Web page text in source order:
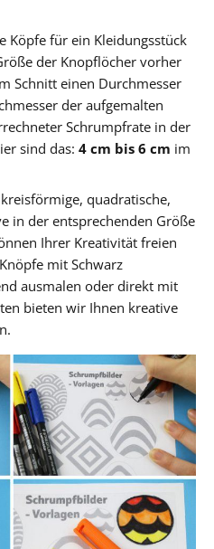
Köpfe für ein Kleidungsstück
der Knopflöcher vorher
Schnitt einen Durchmesser
der aufgemalten
Schrumpfrate in der
sind das: 4 cm bis 6 cm im
quadratische,
in der entsprechenden Größe
Ihrer Kreativität freien
mit Schwarz
ausmalen oder direkt mit
bieten wir Ihnen kreative